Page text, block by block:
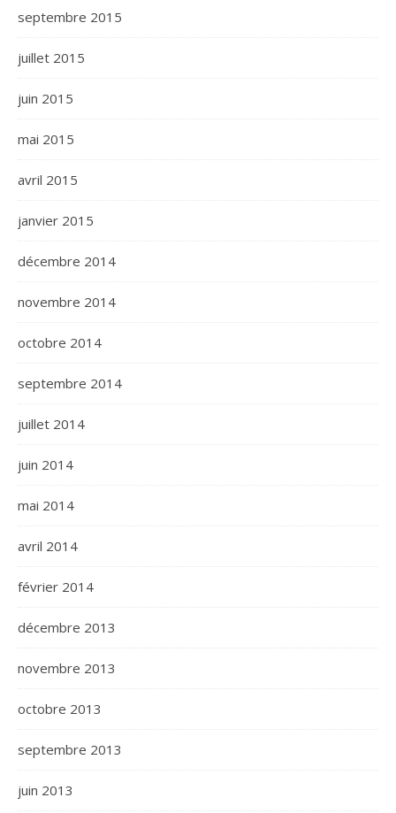
septembre 2015
juillet 2015
juin 2015
mai 2015
avril 2015
janvier 2015
décembre 2014
novembre 2014
octobre 2014
septembre 2014
juillet 2014
juin 2014
mai 2014
avril 2014
février 2014
décembre 2013
novembre 2013
octobre 2013
septembre 2013
juin 2013